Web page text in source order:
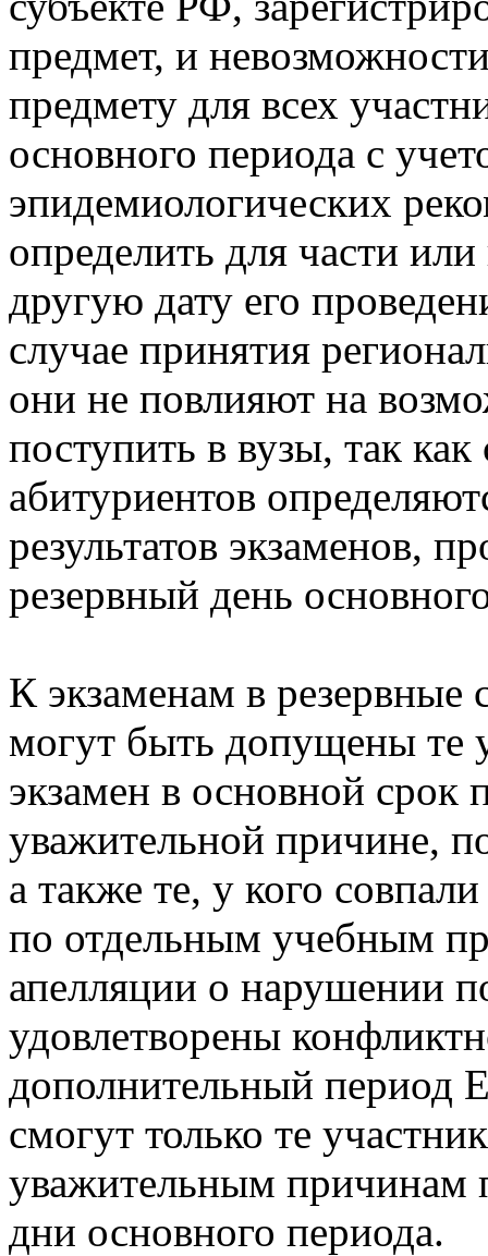
предмет, и
предмету для всех
основного периода с
эпидемиологических
определить для части
другую дату его
случае принятия
они не повлияют на
поступить в вузы, так
абитуриентов
результатов экзаменов,
резервный день
К экзаменам в
могут быть допущены те
экзамен в основной срок
уважительной причине,
а также те, у кого
по отдельным учебным
апелляции о нарушении
удовлетворены
дополнительный период
смогут только те
уважительным причинам
дни основного периода.